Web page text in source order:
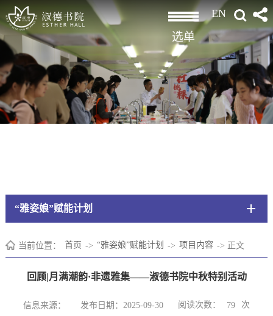
选单
EN
“雅姿娘”赋能计划
当前位置： 首页 -> “雅姿娘”赋能计划 -> 项目内容 -> 正文
回顾|月满潮韵·非遗雅集——淑德书院中秋特别活动
信息来源： 发布日期：2025-09-30 阅读次数： 79 次